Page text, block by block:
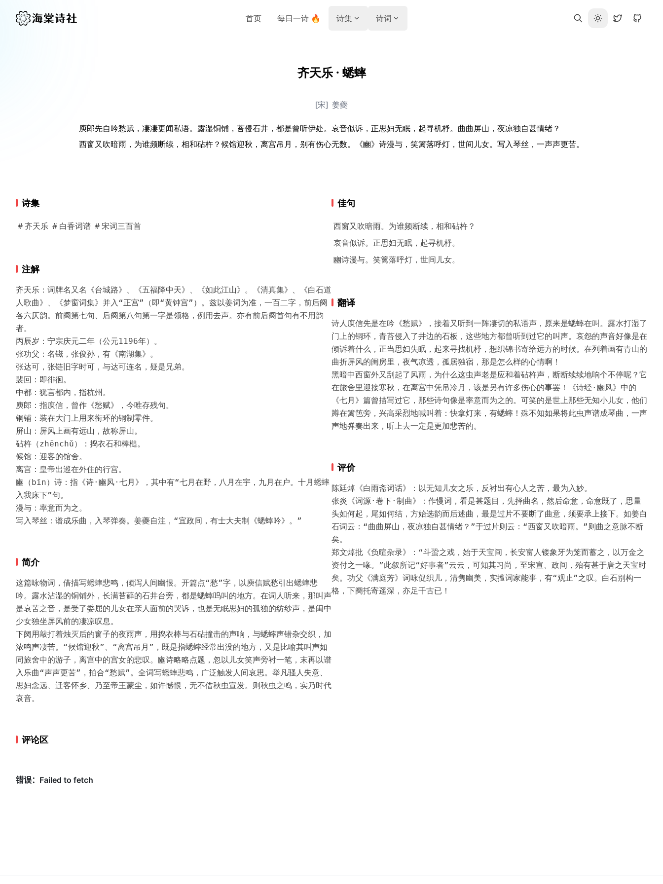
首页 每日一诗 🔥 诗集 诗词
齐天乐 · 蟋蟀
[宋] 姜夔
庾郎先自吟愁赋，凄凄更闻私语。露湿铜铺，苔侵石井，都是曾听伊处。哀音似诉，正思妇无眠，起寻机杼。曲曲屏山，夜凉独自甚情绪？
西窗又吹暗雨，为谁频断续，相和砧杵？候馆迎秋，离宫吊月，别有伤心无数。《豳》诗漫与，笑篱落呼灯，世间儿女。写入琴丝，一声声更苦。
诗集
# 齐天乐 # 白香词谱 # 宋词三百首
注解
齐天乐：词牌名又名《台城路》、《五福降中天》、《如此江山》。《清真集》、《白石道
人歌曲》、《梦窗词集》并入“正宫”（即“黄钟宫”）。兹以姜词为准，一百二字，前后阕
各六仄韵。前阕第七句、后阕第八句第一字是领格，例用去声。亦有前后阕首句有不用韵
者。
丙辰岁：宁宗庆元二年（公元1196年）。
张功父：名镃，张俊孙，有《南湖集》。
张达可，张链旧字时可，与达可连名，疑是兄弟。
裴回：即徘徊。
中都：犹言都内，指杭州。
庾郎：指庾信，曾作《愁赋》，今唯存残句。
铜铺：装在大门上用来衔环的铜制零件。
屏山：屏风上画有远山，故称屏山。
砧杵（zhēnchǔ）：捣衣石和棒槌。
候馆：迎客的馆舍。
离宫：皇帝出巡在外住的行宫。
豳（bīn）诗：指《诗·豳风·七月》，其中有“七月在野，八月在宇，九月在户。十月蟋蟀
入我床下”句。
漫与：率意而为之。
写入琴丝：谱成乐曲，入琴弹奏。姜夔自注，“宜政间，有士大夫制《蟋蟀吟》。”
简介
这篇咏物词，借描写蟋蟀悲鸣，倾泻人间幽恨。开篇点“愁”字，以庾信赋愁引出蟋蟀悲
吟。露水沾湿的铜铺外，长满苔藓的石井台旁，都是蟋蟀呜叫的地方。在词人听来，那叫声
是哀苦之音，是受了委屈的儿女在亲人面前的哭诉，也是无眠思妇的孤独的纺纱声，是闺中
少女独坐屏风前的凄凉叹息。
下阕用敲打着烛灭后的窗子的夜雨声，用捣衣棒与石砧撞击的声响，与蟋蟀声错杂交织，加
浓鸣声凄苦。“候馆迎秋”、“离宫吊月”，既是指蟋蟀经常出没的地方，又是比喻其叫声如
同旅舍中的游子，离宫中的宫女的悲叹。豳诗略略点题，忽以儿女笑声旁衬一笔，末再以谱
入乐曲“声声更苦”，拍合“愁赋”。全词写蟋蟀悲鸣，广泛触发人间哀思。举凡骚人失意、
思妇念远、迁客怀乡、乃至帝王蒙尘，如许憾恨，无不借秋虫宣发。则秋虫之鸣，实乃时代
哀音。
佳句
西窗又吹暗雨。为谁频断续，相和砧杵？
哀音似诉。正思妇无眠，起寻机杼。
豳诗漫与。笑篱落呼灯，世间儿女。
翻译
诗人庾信先是在吟《愁赋》，接着又听到一阵凄切的私语声，原来是蟋蟀在叫。露水打湿了
门上的铜环，青苔侵入了井边的石板，这些地方都曾听到过它的叫声。哀怨的声音好像是在
倾诉着什么，正当思妇失眠，起来寻找机杼，想织锦书寄给远方的时候。在列着画有青山的
曲折屏风的闺房里，夜气凉透，孤居独宿，那是怎么样的心情啊！
黑暗中西窗外又刮起了风雨，为什么这虫声老是应和着砧杵声，断断续续地响个不停呢？它
在旅舍里迎接寒秋，在离宫中凭吊冷月，该是另有许多伤心的事罢！《诗经·豳风》中的
《七月》篇曾描写过它，那些诗句像是率意而为之的。可笑的是世上那些无知小儿女，他们
蹲在篱笆旁，兴高采烈地喊叫着：快拿灯来，有蟋蟀！殊不知如果将此虫声谱成琴曲，一声
声地弹奏出来，听上去一定是更加悲苦的。
评价
陈廷焯《白雨斋词话》：以无知儿女之乐，反衬出有心人之苦，最为入妙。
张炎《词源·卷下·制曲》：作慢词，看是甚题目，先择曲名，然后命意，命意既了，思量
头如何起，尾如何结，方始选韵而后述曲，最是过片不要断了曲意，须要承上接下。如姜白
石词云：“曲曲屏山，夜凉独自甚情绪？”于过片则云：“西窗又吹暗雨。”则曲之意脉不断
矣。
郑文焯批《负暄杂录》：“斗蛩之戏，始于天宝间，长安富人镂象牙为笼而蓄之，以万金之
资付之一喙。”此叙所记“好事者”云云，可知其习尚，至宋宣、政间，殆有甚于唐之天宝时
矣。功父《满庭芳》词咏促织儿，清隽幽美，实擅词家能事，有“观止”之叹。白石别构一
格，下阕托寄遥深，亦足千古已！
评论区